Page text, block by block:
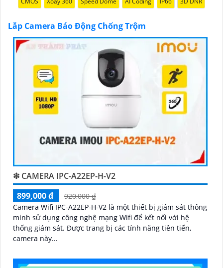
tự lắp đặt nếu bạn muốn.
Nếu bạn cần thêm thông tin hoặc muốn để lại thông
tin liên lạc, Từng công trình có thể giúp bạn tìm kiếm
các dịch vụ liên quan đến lắp đặt Camera Báo Động
Lắp Camera Báo Động Chống Trộm
❇ CAMERA IPC-A22EP-H-V2
899,000 ₫
920,000 ₫
Camera Wifi IPC-A22EP-H-V2 là một thiết bị giám sát thông
minh sử dụng công nghệ mạng Wifi để kết nối với hệ
thống giám sát. Được trang bị các tính năng tiên tiến,
camera này...